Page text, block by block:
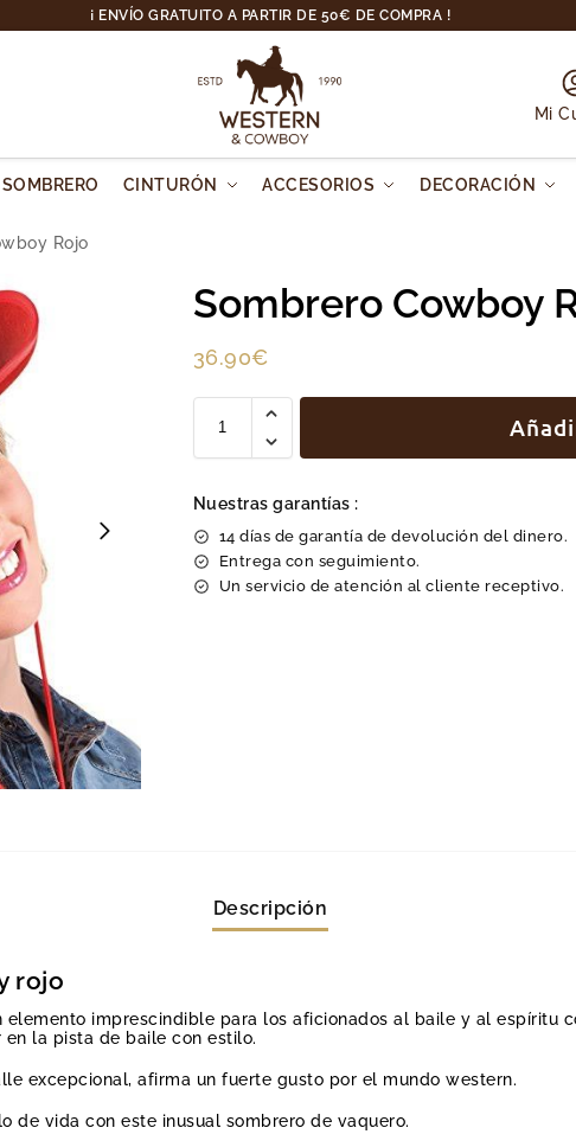
¡ ENVÍO GRATUITO A PARTIR DE 50€ DE COMPRA !
Mi
SOMBRERO CINTURÓN ACCESORIOS DECORACIÓN
Rojo
Sombrero Cowboy
36.90€
Nuestras garantías :
14 días de garantía de devolución del dinero.
Entrega con seguimiento.
Un servicio de atención al cliente receptivo.
Descripción
rojo
elemento imprescindible para los aficionados al baile y al espíritu
la pista de baile con estilo.
excepcional, afirma un fuerte gusto por el mundo western.
de vida con este inusual sombrero de vaquero.